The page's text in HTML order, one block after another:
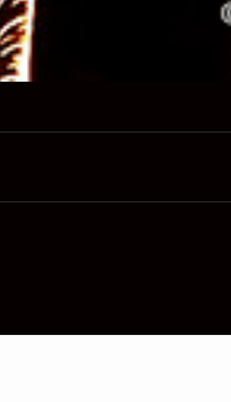
similaires